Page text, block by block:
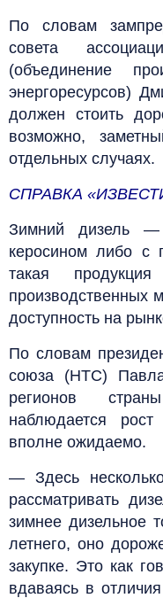
По словам
совета
(объединение
энергоресурсов)
должен стоить
возможно,
отдельных случаях.
СПРАВКА
Зимний дизель —
керосином либо с
такая
производственных
доступность на
По словам
союза (НТС)
регионов
наблюдается
вполне ожидаемо.
— Здесь
рассматривать
зимнее дизельное
летнего, оно
закупке. Это как
вдаваясь в